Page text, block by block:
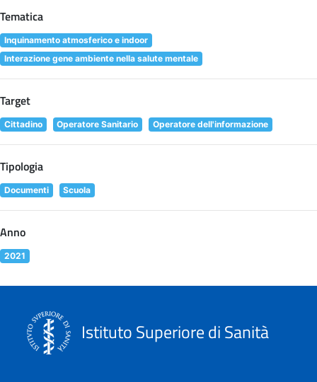
Tematica
Inquinamento atmosferico e indoor
Interazione gene ambiente nella salute mentale
Target
Cittadino Operatore Sanitario Operatore dell'informazione
Tipologia
Documenti Scuola
Anno
2021
Istituto Superiore di Sanità